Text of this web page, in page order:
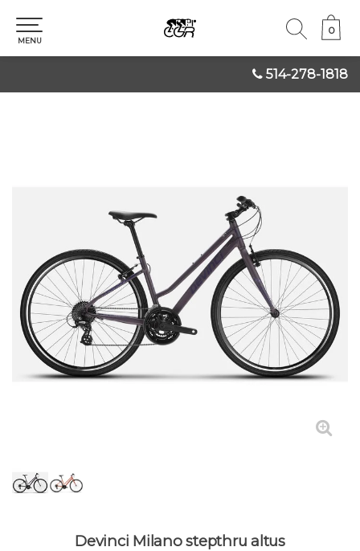
514-278-1818
0
0
MENU
Devinci Milano stepthru altus